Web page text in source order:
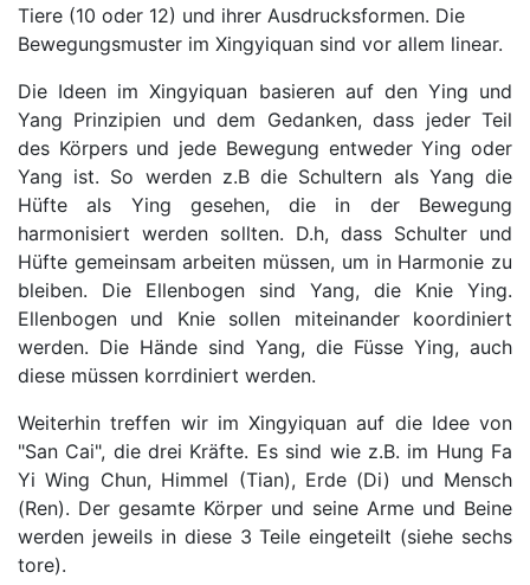
Tiere (10 oder 12) und ihrer Ausdrucksformen. Die
Bewegungsmuster im Xingyiquan sind vor allem linear.
Die Ideen im Xingyiquan basieren auf den Ying und
Yang Prinzipien und dem Gedanken, dass jeder Teil
des Körpers und jede Bewegung entweder Ying oder
Yang ist. So werden z.B die Schultern als Yang die
Hüfte als Ying gesehen, die in der Bewegung
harmonisiert werden sollten. D.h, dass Schulter und
Hüfte gemeinsam arbeiten müssen, um in Harmonie zu
bleiben. Die Ellenbogen sind Yang, die Knie Ying.
Ellenbogen und Knie sollen miteinander koordiniert
werden. Die Hände sind Yang, die Füsse Ying, auch
diese müssen korrdiniert werden.
Weiterhin treffen wir im Xingyiquan auf die Idee von
"San Cai", die drei Kräfte. Es sind wie z.B. im Hung Fa
Yi Wing Chun, Himmel (Tian), Erde (Di) und Mensch
(Ren). Der gesamte Körper und seine Arme und Beine
werden jeweils in diese 3 Teile eingeteilt (siehe sechs
tore).